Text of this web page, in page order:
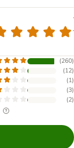
(260)
(12)
(1)
(3)
(2)